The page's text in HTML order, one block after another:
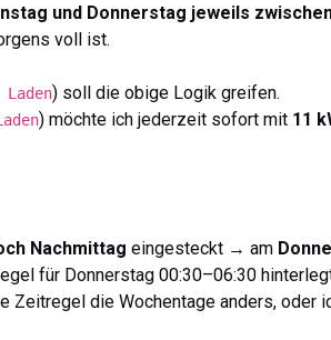
und Donnerstag jeweils
voll ist.
Laden) soll die obige Logik greifen.
) möchte ich jederzeit sofort mit 11
Nachmittag eingesteckt → am
für Donnerstag 00:30–06:30
Zeitregel die Wochentage anders, oder